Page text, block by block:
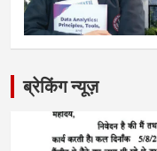
ब्रेकिंग न्यूज़